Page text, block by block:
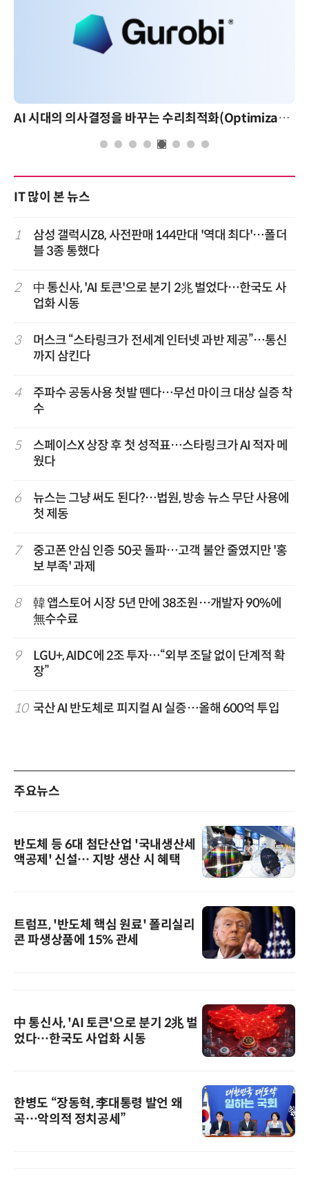
AI 시대의 의사결정을 바꾸는 수리최적화(Optimization): 실제 산업 적용 사례와 활용 전략
IT 많이 본 뉴스
1
삼성 갤럭시Z8, 사전판매 144만대 '역대 최다'…폴더
블 3종 통했다
2
中 통신사, 'AI 토큰'으로 분기 2兆 벌었다…한국도 사
업화 시동
3
머스크 “스타링크가 전세계 인터넷 과반 제공”…통신
까지 삼킨다
4
주파수 공동사용 첫발 뗀다…무선 마이크 대상 실증 착
수
5
스페이스X 상장 후 첫 성적표…스타링크가 AI 적자 메
웠다
6
뉴스는 그냥 써도 된다?…법원, 방송 뉴스 무단 사용에
첫 제동
7
중고폰 안심 인증 50곳 돌파…고객 불안 줄였지만 '홍
보 부족' 과제
8
韓 앱스토어 시장 5년 만에 38조원…개발자 90%에
無수수료
9
LGU+, AIDC에 2조 투자…“외부 조달 없이 단계적 확
장”
10 국산 AI 반도체로 피지컬 AI 실증…올해 600억 투입
주요뉴스
반도체 등 6대 첨단산업 '국내생산세
액공제' 신설… 지방 생산 시 혜택
트럼프, '반도체 핵심 원료' 폴리실리
콘 파생상품에 15% 관세
中 통신사, 'AI 토큰'으로 분기 2兆 벌
었다…한국도 사업화 시동
한병도 “장동혁, 李대통령 발언 왜
곡…악의적 정치공세”